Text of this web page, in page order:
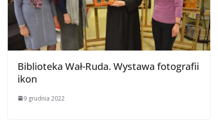
Biblioteka Wał-Ruda. Wystawa fotografii
ikon
9 grudnia 2022